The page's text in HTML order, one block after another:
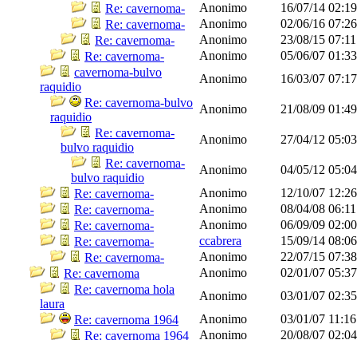
Re: cavernoma-
Anonimo 16/07/14
Re: cavernoma-
Anonimo 02/06/16
Re: cavernoma-
Anonimo 23/08/15
Re: cavernoma-
Anonimo 05/06/07
cavernoma-bulvo
raquidio
Anonimo 16/03/07
Re: cavernoma-bulvo
raquidio
Anonimo 21/08/09
Re: cavernoma-
bulvo raquidio
Anonimo 27/04/12
Re: cavernoma-
bulvo raquidio
Anonimo 04/05/12
Re: cavernoma-
Anonimo 12/10/07
Re: cavernoma-
Anonimo 08/04/08
Re: cavernoma-
Anonimo 06/09/09
Re: cavernoma-
ccabrera 15/09/14
Re: cavernoma-
Anonimo 22/07/15
Re: cavernoma
Anonimo 02/01/07
Re: cavernoma hola
laura
Anonimo 03/01/07
Re: cavernoma 1964
Anonimo 03/01/07
Re: cavernoma 1964
Anonimo 20/08/07